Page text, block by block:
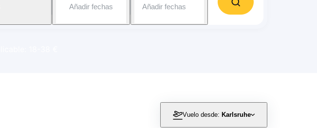
Añadir fechas Añadir fechas
Vuelo desde: Karlsruhe